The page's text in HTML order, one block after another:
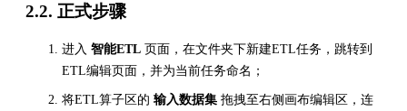
2.2. 正式步骤
进入 智能ETL 页面，在文件夹下新建ETL任务，跳转到
ETL编辑页面，并为当前任务命名；
将ETL算子区的 输入数据集 拖拽至右侧画布编辑区，连